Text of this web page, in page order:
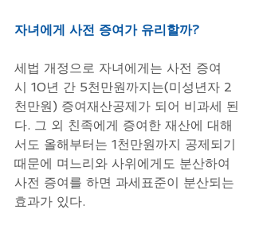
자녀에게 사전 증여가 유리할까?
세법 개정으로 자녀에게는 사전 증여
시 10년 간 5천만원까지는(미성년자 2
천만원) 증여재산공제가 되어 비과세 된
다. 그 외 친족에게 증여한 재산에 대해
서도 올해부터는 1천만원까지 공제되기
때문에 며느리와 사위에게도 분산하여
사전 증여를 하면 과세표준이 분산되는
효과가 있다.